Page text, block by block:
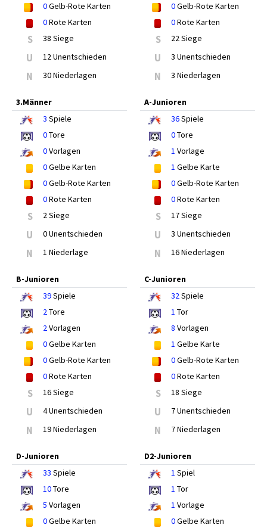
0Gelb-Rote Karten
0Rote Karten
S 38 Siege
U 12 Unentschieden
N 30 Niederlagen
0Gelb-Rote Karten
0Rote Karten
S 22 Siege
U 3 Unentschieden
N 3 Niederlagen
3.Männer
3 Spiele
0Tore
0Vorlagen
0Gelbe Karten
0Gelb-Rote Karten
0Rote Karten
S 2 Siege
U 0 Unentschieden
N 1 Niederlage
A-Junioren
36Spiele
0Tore
1 Vorlage
1 Gelbe Karte
0Gelb-Rote Karten
0Rote Karten
S 17 Siege
U 3 Unentschieden
N 16 Niederlagen
B-Junioren
39Spiele
2Tore
2Vorlagen
0Gelbe Karten
0Gelb-Rote Karten
0Rote Karten
S 16 Siege
U 4 Unentschieden
N 19 Niederlagen
C-Junioren
32Spiele
1 Tor
8 Vorlagen
1 Gelbe Karte
0Gelb-Rote Karten
0Rote Karten
S 18 Siege
U 7 Unentschieden
N 7 Niederlagen
D-Junioren
33 Spiele
10Tore
5 Vorlagen
0Gelbe Karten
D2-Junioren
1 Spiel
1 Tor
1 Vorlage
0Gelbe Karten